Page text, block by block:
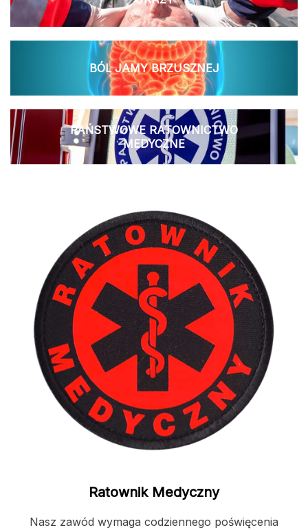
BÓL JAMY BRZUSZNEJ
PAŃSTWOWE RATOWNICTWO
MEDYCZNE
Ratownik Medyczny
Nasz zawód wymaga codziennego poświęcenia